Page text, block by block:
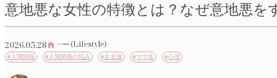
意地悪な女性の特徴とは？なぜ意地悪を
2026.05.28 (Lifestyle)
#人間関係 #人間関係の悩み #女友達 #ママ友 #心理